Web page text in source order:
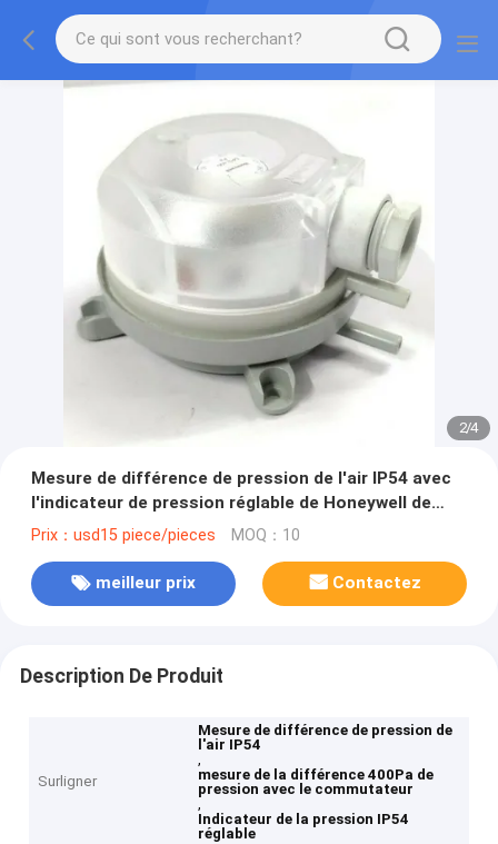
2/4
Mesure de différence de pression de l'air IP54 avec
l'indicateur de pression réglable de Honeywell de
commutateur 40-400Pa
Prix：usd15 piece/pieces MOQ：10
meilleur prix Contactez
Description De Produit
Surligner
Mesure de différence de pression de
l'air IP54
,
mesure de la différence 400Pa de
pression avec le commutateur
,
Indicateur de la pression IP54
réglable